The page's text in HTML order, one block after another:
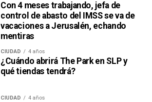
Con 4 meses trabajando, jefa de
control de abasto del IMSS se va de
vacaciones a Jerusalén, echando
mentiras
CIUDAD 4 años
¿Cuándo abrirá The Park en SLP y
qué tiendas tendrá?
CIUDAD 4 años